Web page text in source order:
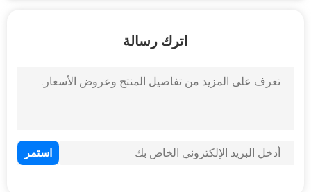
اترك رسالة